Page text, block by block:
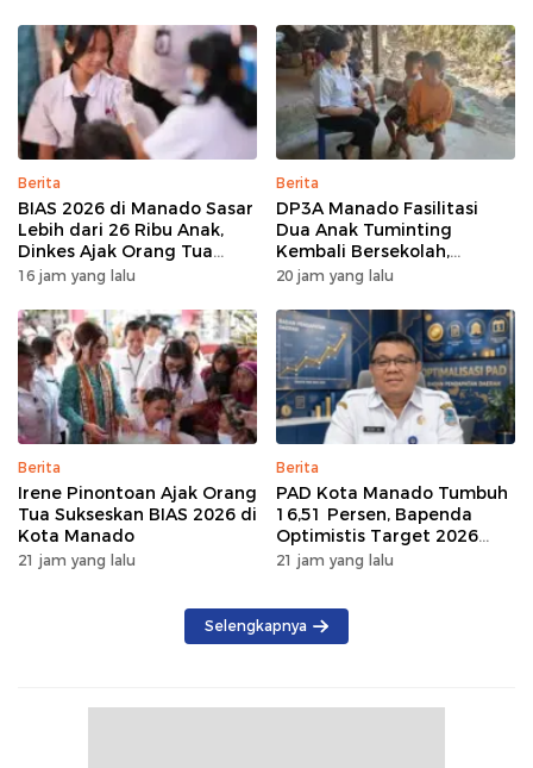
Berita
BIAS 2026 di Manado Sasar
Lebih dari 26 Ribu Anak,
Dinkes Ajak Orang Tua
Dukung Imunisasi
16 jam yang lalu
Berita
DP3A Manado Fasilitasi
Dua Anak Tuminting
Kembali Bersekolah,
Setelah Berulang Kali Tidur
20 jam yang lalu
Berita
Irene Pinontoan Ajak Orang
Tua Sukseskan BIAS 2026 di
Kota Manado
21 jam yang lalu
Berita
PAD Kota Manado Tumbuh
16,51 Persen, Bapenda
Optimistis Target 2026
Tercapai
21 jam yang lalu
Selengkapnya